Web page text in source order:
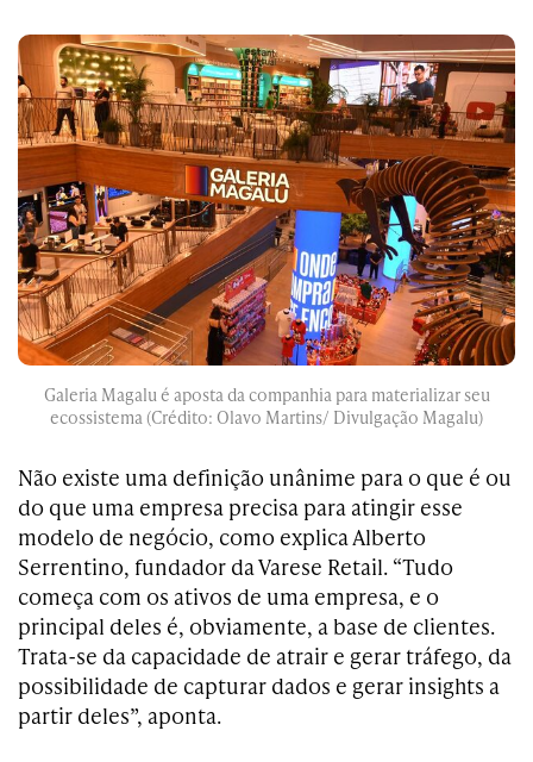
Galeria Magalu é aposta da companhia para materializar seu
ecossistema (Crédito: Olavo Martins/ Divulgação Magalu)
Não existe uma definição unânime para o que é ou
do que uma empresa precisa para atingir esse
modelo de negócio, como explica Alberto
Serrentino, fundador da Varese Retail. “Tudo
começa com os ativos de uma empresa, e o
principal deles é, obviamente, a base de clientes.
Trata-se da capacidade de atrair e gerar tráfego, da
possibilidade de capturar dados e gerar insights a
partir deles”, aponta.